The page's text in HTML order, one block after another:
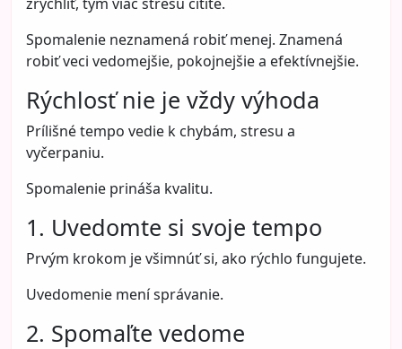
Spomalenie neznamená robiť menej. Znamená
robiť veci vedomejšie, pokojnejšie a efektívnejšie.
Rýchlosť nie je vždy výhoda
Prílišné tempo vedie k chybám, stresu a
vyčerpaniu.
Spomalenie prináša kvalitu.
1. Uvedomte si svoje tempo
Prvým krokom je všimnúť si, ako rýchlo fungujete.
Uvedomenie mení správanie.
2. Spomaľte vedome